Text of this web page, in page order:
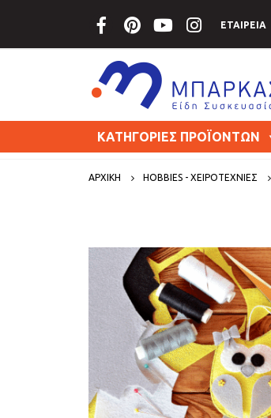
ΕΤΑΙΡΕΙΑ
ΚΑΤΗΓΟΡΙΕΣ ΠΡΟΪΟΝΤΩΝ
ΑΡΧΙΚΗ HOBBIES - ΧΕΙΡΟΤΕΧΝΙΕΣ